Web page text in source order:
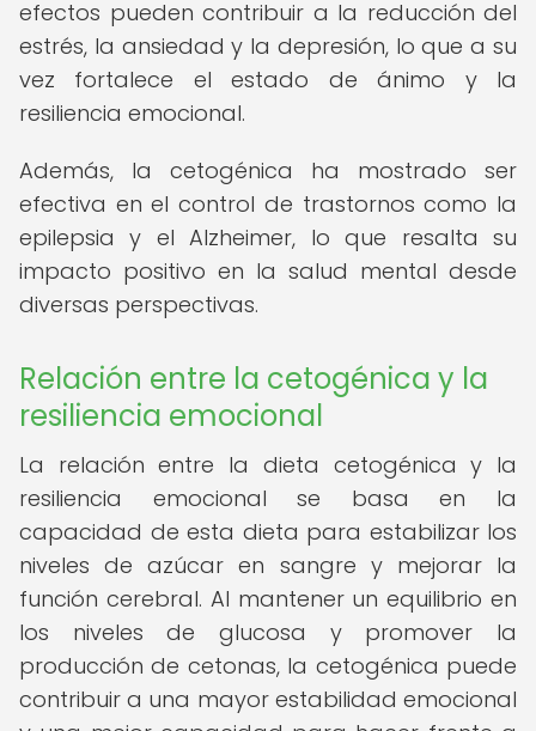
efectos pueden contribuir a la reducción del
estrés, la ansiedad y la depresión, lo que a su
vez fortalece el estado de ánimo y la
resiliencia emocional.
Además, la cetogénica ha mostrado ser
efectiva en el control de trastornos como la
epilepsia y el Alzheimer, lo que resalta su
impacto positivo en la salud mental desde
diversas perspectivas.
Relación entre la cetogénica y la
resiliencia emocional
La relación entre la dieta cetogénica y la
resiliencia emocional se basa en la
capacidad de esta dieta para estabilizar los
niveles de azúcar en sangre y mejorar la
función cerebral. Al mantener un equilibrio en
los niveles de glucosa y promover la
producción de cetonas, la cetogénica puede
contribuir a una mayor estabilidad emocional